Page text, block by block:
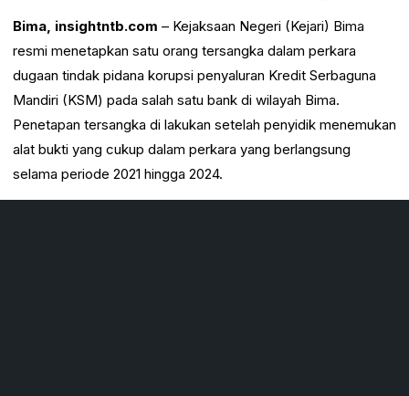
Bima, insightntb.com – Kejaksaan Negeri (Kejari) Bima
resmi menetapkan satu orang tersangka dalam perkara
dugaan tindak pidana korupsi penyaluran Kredit Serbaguna
Mandiri (KSM) pada salah satu bank di wilayah Bima.
Penetapan tersangka di lakukan setelah penyidik menemukan
alat bukti yang cukup dalam perkara yang berlangsung
selama periode 2021 hingga 2024.